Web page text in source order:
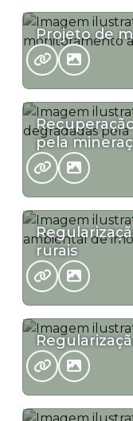
Projeto de
pela
rurais